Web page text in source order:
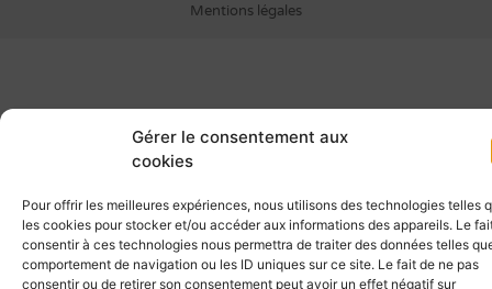
Gérer le consentement aux
cookies
Pour offrir les meilleures expériences, nous utilisons des technologies telles
les cookies pour stocker et/ou accéder aux informations des appareils. Le
consentir à ces technologies nous permettra de traiter des données telles
comportement de navigation ou les ID uniques sur ce site. Le fait de ne pas
consentir ou de retirer son consentement peut avoir un effet négatif sur
Mentions légales